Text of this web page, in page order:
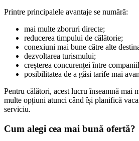
Printre principalele avantaje se numără:
mai multe zboruri directe;
reducerea timpului de călătorie;
conexiuni mai bune către alte
dezvoltarea turismului;
creșterea concurenței între
posibilitatea de a găsi tarife mai
Pentru călători, acest lucru înseamnă mai
multe opțiuni atunci când își planifică
serviciu.
Cum alegi cea mai bună ofertă?